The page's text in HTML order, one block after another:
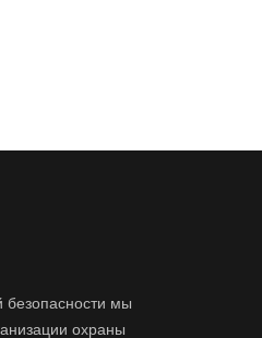
безопасности мы
охраны